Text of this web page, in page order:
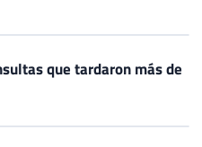
que tardaron más de